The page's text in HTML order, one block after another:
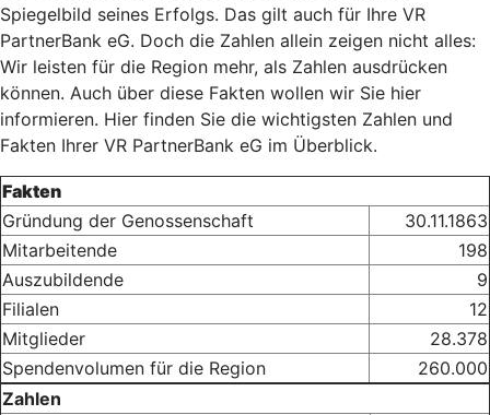
Spiegelbild seines Erfolgs. Das gilt auch für Ihre VR
PartnerBank eG. Doch die Zahlen allein zeigen nicht alles:
Wir leisten für die Region mehr, als Zahlen ausdrücken
können. Auch über diese Fakten wollen wir Sie hier
informieren. Hier finden Sie die wichtigsten Zahlen und
Fakten Ihrer VR PartnerBank eG im Überblick.
Fakten
Gründung der Genossenschaft
30.11.1863
Mitarbeitende
198
Auszubildende
9
Filialen
12
Mitglieder
28.378
Spendenvolumen für die Region
260.000
Zahlen